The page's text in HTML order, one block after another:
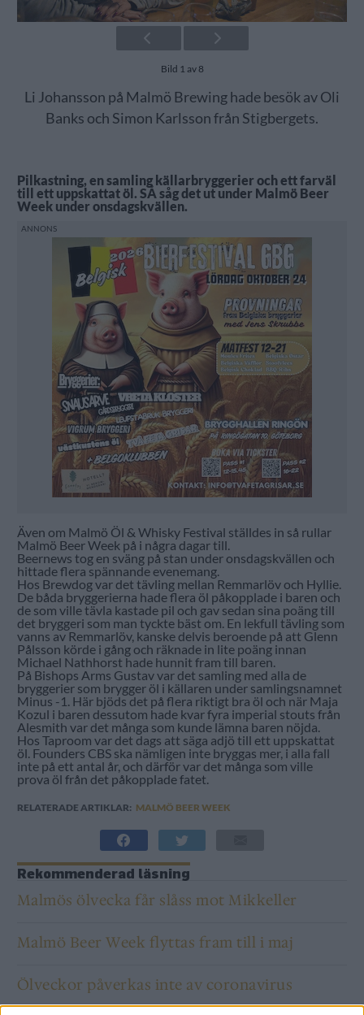
Bild 1 av 8
Li Johansson på Malmö Brewing hade besök av Oli
Banks och Simon Karlsson från Stigbergets.
Pilkastning, en samling källarbryggerier och ett farväl
till ett uppskattat öl. SÅ såg det ut under Malmö Beer
Week under onsdagskvällen.
Även om Malmö Öl & Whisky Festival ställdes in så rullar
Malmö Beer Week på i några dagar till.
Beernews tog en sväng på stan under onsdagskvällen och
hittade flera spännande evenemang.
Hos Brewdog var det tävling mellan Remmarlöv och Hyllie.
De båda bryggerierna hade flera öl påkopplade i baren och
de som ville tävla kastade pil och gav sedan sina poäng till
det bryggeri som man tyckte bäst om. En lekfull tävling som
vanns av Remmarlöv, kanske delvis beroende på att Glenn
Pålsson körde i gång och räknade in lite poäng innan
Michael Nathhorst hade hunnit fram till baren.
På Bishops Arms Gustav var det samling med alla de
bryggerier som brygger öl i källaren under samlingsnamnet
Minus -1. Här bjöds det på flera riktigt bra öl och när Maja
Kozul i baren dessutom hade kvar fyra imperial stouts från
Alesmith var det många som kunde lämna baren nöjda.
Hos Taproom var det dags att säga adjö till ett uppskattat
öl. Founders CBS ska nämligen inte bryggas mer, i alla fall
inte på ett antal år, och därför var det många som ville
prova öl från det påkopplade fatet.
RELATERADE ARTIKLAR: MALMÖ BEER WEEK
Rekommenderad läsning
Malmös ölvecka får slåss mot Mikkeller
Malmö Beer Week flyttas fram till i maj
Ölveckor påverkas inte av coronavirus